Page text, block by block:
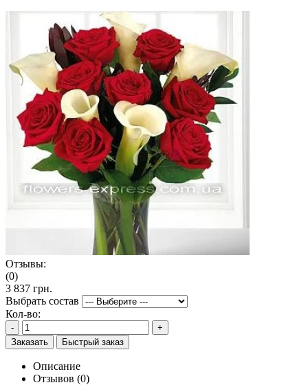
Отзывы:
(0)
3 837 грн.
Выбрать состав
Кол-во:
-
+
Заказать
Быстрый заказ
Описание
Отзывов (0)